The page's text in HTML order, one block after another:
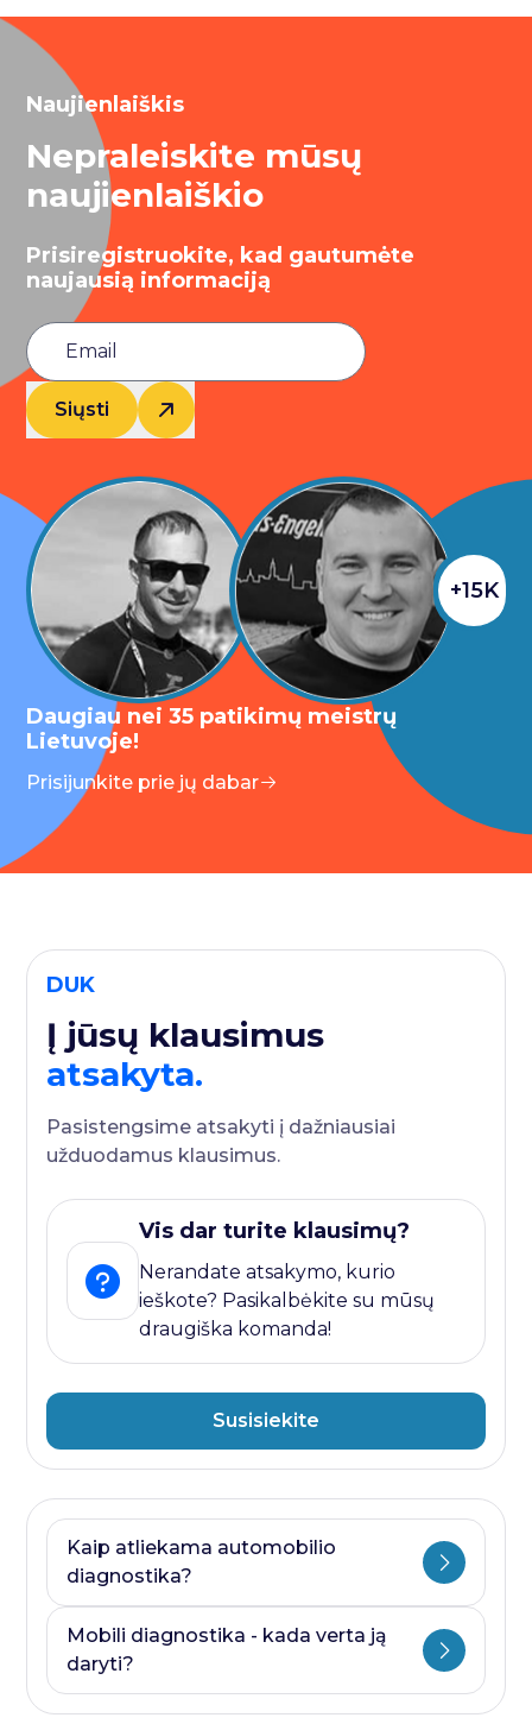
Naujienlaiškis
Nepraleiskite mūsų
naujienlaiškio
Prisiregistruokite, kad gautumėte
naujausią informaciją
Siųsti
+15K
Daugiau nei 35 patikimų meistrų
Lietuvoje!
Prisijunkite prie jų dabar
DUK
Į jūsų klausimus
atsakyta.
Pasistengsime atsakyti į dažniausiai
užduodamus klausimus.
Vis dar turite klausimų?
Nerandate atsakymo, kurio
ieškote? Pasikalbėkite su mūsų
draugiška komanda!
Susisiekite
Kaip atliekama automobilio
diagnostika?
Ji visada prasideda nuo kompiuterines
diagnostikos ir baigiasi papildomais
Mobili diagnostika - kada verta ją
daryti?